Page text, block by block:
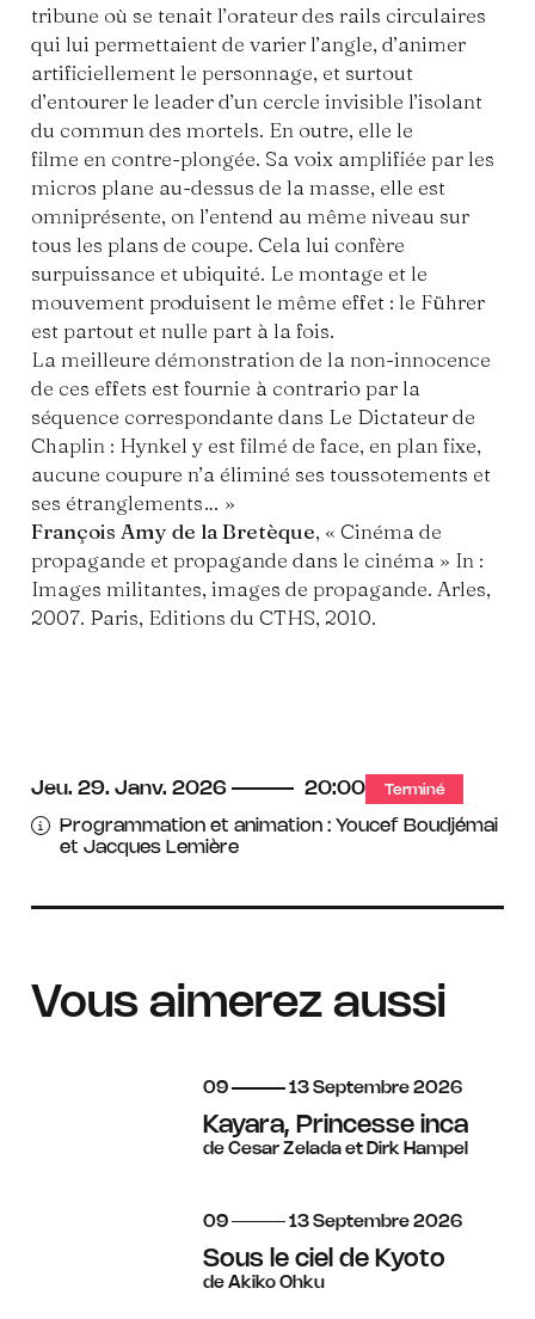
tribune où se tenait l’orateur des rails circulaires
qui lui permettaient de varier l’angle, d’animer
artificiellement le personnage, et surtout
d’entourer le leader d’un cercle invisible l’isolant
du commun des mortels. En outre, elle le
filme en contre-plongée. Sa voix amplifiée par les
micros plane au-dessus de la masse, elle est
omniprésente, on l’entend au même niveau sur
tous les plans de coupe. Cela lui confère
surpuissance et ubiquité. Le montage et le
mouvement produisent le même effet : le Führer
est partout et nulle part à la fois.
La meilleure démonstration de la non-innocence
de ces effets est fournie à contrario par la
séquence correspondante dans Le Dictateur de
Chaplin : Hynkel y est filmé de face, en plan fixe,
aucune coupure n’a éliminé ses toussotements et
ses étranglements… »
François Amy de la Bretèque, « Cinéma de
propagande et propagande dans le cinéma » In :
Images militantes, images de propagande. Arles,
2007. Paris, Editions du CTHS, 2010.
Jeu. 29. Janv. 2026 20:00 Terminé
Programmation et animation : Youcef Boudjémai
et Jacques Lemière
Vous aimerez aussi
du
09 au
13 septembre
Septembre 2026
Kayara, Princesse inca
de Cesar Zelada et Dirk Hampel
du
09 au
13 septembre
Septembre 2026
Sous le ciel de Kyoto
de Akiko Ohku